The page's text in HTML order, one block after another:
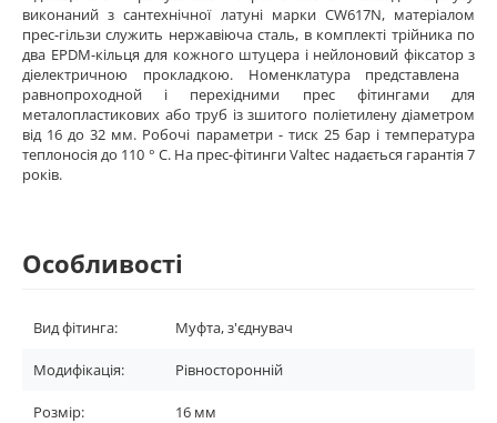
виконаний з сантехнічної латуні марки CW617N, матеріалом
прес-гільзи служить нержавіюча сталь, в комплекті трійника по
два EPDM-кільця для кожного штуцера і нейлоновий фіксатор з
діелектричною прокладкою. Номенклатура представлена ​​
равнопроходной і перехідними прес фітингами для
металопластикових або труб із зшитого поліетилену діаметром
від 16 до 32 мм. Робочі параметри - тиск 25 бар і температура
теплоносія до 110 ° С. На прес-фітинги Valtec надається гарантія 7
років.
Особливості
Вид фітинга: Муфта, з'єднувач
Модифікація: Рівносторонній
Розмір: 16 мм